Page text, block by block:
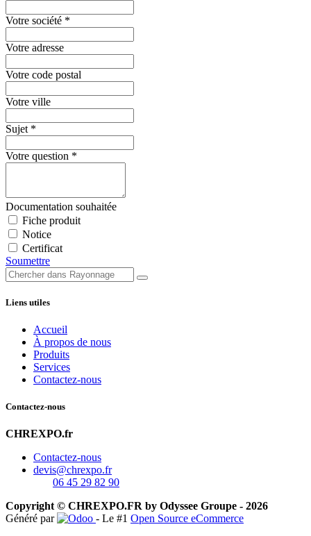
Votre société *
Votre adresse
Votre code postal
Votre ville
Sujet *
Votre question *
Documentation souhaitée
Fiche produit
Notice
Certificat
Soumettre
Liens utiles
Accueil
À propos de nous
Produits
Services
Contactez-nous
Contactez-nous
CHREXPO.fr
Contactez-nous
devis@chrexpo.fr
06 45 29 82 90
Copyright © CHREXPO.FR by Odyssee Groupe - 2026
Généré par
- Le #1 Open Source eCommerce